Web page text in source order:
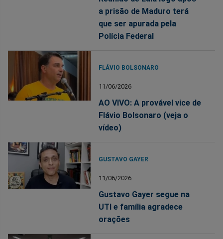
a prisão de Maduro terá
que ser apurada pela
Polícia Federal
FLÁVIO BOLSONARO
11/06/2026
AO VIVO: A provável vice de
Flávio Bolsonaro (veja o
vídeo)
GUSTAVO GAYER
11/06/2026
Gustavo Gayer segue na
UTI e família agradece
orações